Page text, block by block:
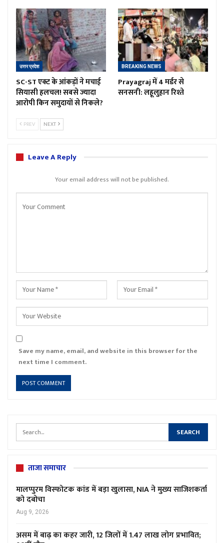
उत्तर प्रदेश
SC-ST एक्ट के आंकड़ों ने मचाई
सियासी हलचल! सबसे ज्यादा
आरोपी किन समुदायों से निकले?
BREAKING NEWS
Prayagraj में 4 मर्डर से
सनसनी: लहूलुहान रिश्ते
PREV NEXT
Leave A Reply
Your email address will not be published.
Save my name, email, and website in this browser for the
next time I comment.
ताजा समाचार
मालप्पुरम विस्फोटक कांड में बड़ा खुलासा, NIA ने मुख्य साजिशकर्ता
को दबोचा
Aug 9, 2026
असम में बाढ़ का कहर जारी, 12 जिलों में 1.47 लाख लोग प्रभावित;